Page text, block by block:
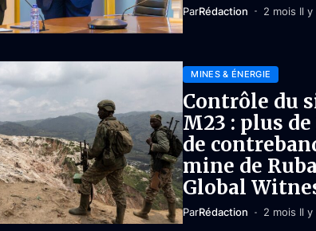
ParRédaction 2 mois Il y
MINES & ÉNERGIE
Contrôle du
M23 : plus
de
mine de
Global
ParRédaction 2 mois Il y